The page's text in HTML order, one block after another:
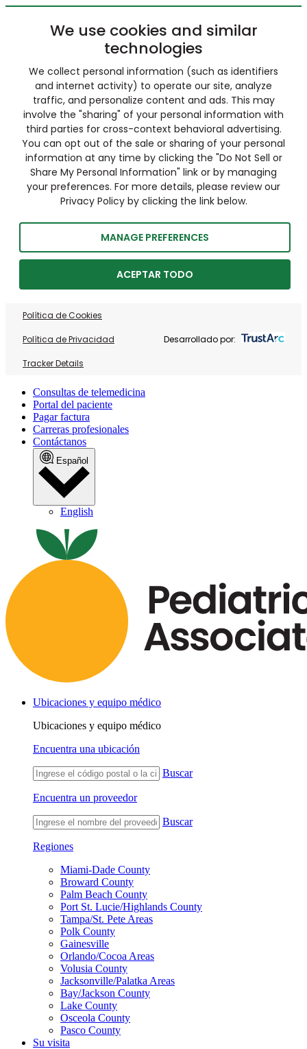
We use cookies and similar
technologies
We collect personal information (such as identifiers
and internet activity) to operate our site, analyze
traffic, and personalize content and ads. This may
involve the "sharing" of your personal information with
third parties for cross-context behavioral advertising.
You can opt out of the sale or sharing of your personal
information at any time by clicking the "Do Not Sell or
Share My Personal Information" link or by managing
your preferences. For more details, please review our
Privacy Policy by clicking the link below.
MANAGE PREFERENCES
ACEPTAR TODO
Política de Cookies
Política de Privacidad
Tracker Details
Desarrollado por:
Consultas de telemedicina
Portal del paciente
Pagar factura
Carreras profesionales
Contáctanos
Español
English
Ubicaciones y equipo médico
Ubicaciones y equipo médico
Encuentra una ubicación
Buscar
Encuentra un proveedor
Buscar
Regiones
Miami-Dade County
Broward County
Palm Beach County
Port St. Lucie/Highlands County
Tampa/St. Pete Areas
Polk County
Gainesville
Orlando/Cocoa Areas
Volusia County
Jacksonville/Palatka Areas
Bay/Jackson County
Lake County
Osceola County
Pasco County
Su visita